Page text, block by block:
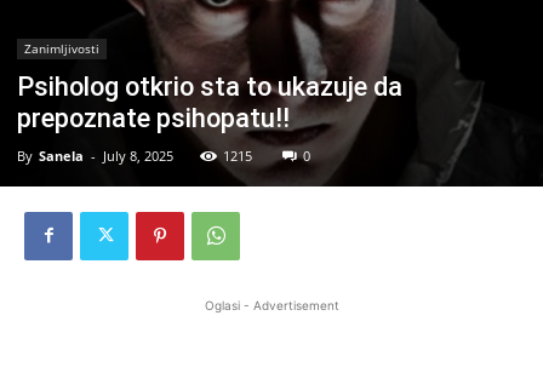
Zanimljivosti
Psiholog otkrio sta to ukazuje da
prepoznate psihopatu!!
By Sanela - July 8, 2025 1215 0
Oglasi - Advertisement